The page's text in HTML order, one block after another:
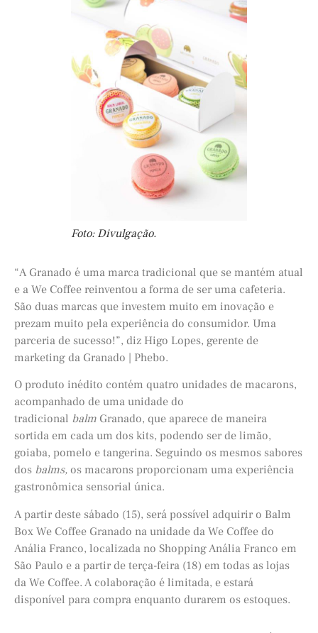
Foto: Divulgação.
“A Granado é uma marca tradicional que se mantém atual
e a We Coffee reinventou a forma de ser uma cafeteria.
São duas marcas que investem muito em inovação e
prezam muito pela experiência do consumidor. Uma
parceria de sucesso!”, diz Higo Lopes, gerente de
marketing da Granado | Phebo.
O produto inédito contém quatro unidades de macarons,
acompanhado de uma unidade do
tradicional balm Granado, que aparece de maneira
sortida em cada um dos kits, podendo ser de limão,
goiaba, pomelo e tangerina. Seguindo os mesmos sabores
dos balms, os macarons proporcionam uma experiência
gastronômica sensorial única.
A partir deste sábado (15), será possível adquirir o Balm
Box We Coffee Granado na unidade da We Coffee do
Anália Franco, localizada no Shopping Anália Franco em
São Paulo e a partir de terça-feira (18) em todas as lojas
da We Coffee. A colaboração é limitada, e estará
disponível para compra enquanto durarem os estoques.